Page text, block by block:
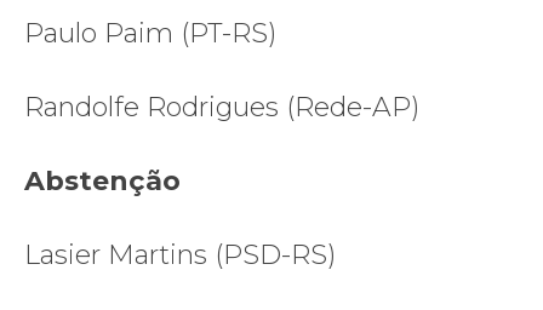
Paulo Paim (PT-RS)
Randolfe Rodrigues (Rede-AP)
Abstenção
Lasier Martins (PSD-RS)